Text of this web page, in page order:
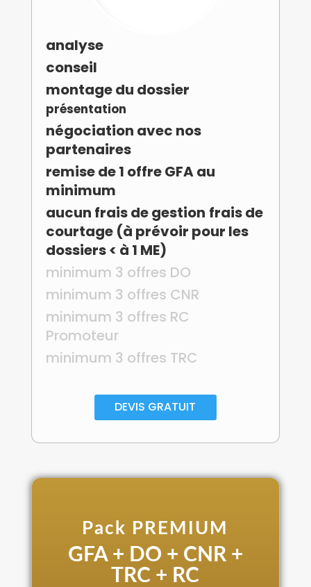
analyse
conseil
montage du dossier
présentation
négociation avec nos
partenaires
remise de 1 offre GFA au
minimum
aucun frais de gestion frais de
courtage (à prévoir pour les
dossiers < à 1 ME)
minimum 3 offres DO
minimum 3 offres CNR
minimum 3 offres RC
Promoteur
minimum 3 offres TRC
DEVIS GRATUIT
Pack PREMIUM
GFA + DO + CNR +
TRC + RC